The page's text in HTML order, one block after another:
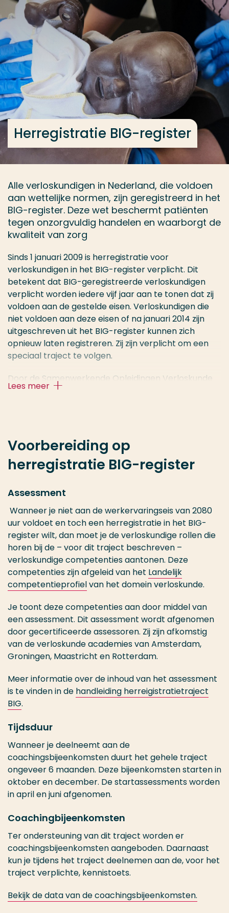
Ga direct naar de content
... > Herregistratie BIG-register
Herregistratie BIG-register
Alle verloskundigen in Nederland, die voldoen
aan wettelijke normen, zijn geregistreerd in het
BIG-register. Deze wet beschermt patiënten
tegen onzorgvuldig handelen en waarborgt de
kwaliteit van zorg
Sinds 1 januari 2009 is herregistratie voor
verloskundigen in het BIG-register verplicht. Dit
betekent dat BIG-geregistreerde verloskundigen
verplicht worden iedere vijf jaar aan te tonen dat zij
voldoen aan de gestelde eisen. Verloskundigen die
niet voldoen aan deze eisen of na januari 2014 zijn
uitgeschreven uit het BIG-register kunnen zich
opnieuw laten registreren. Zij zijn verplicht om een
speciaal traject te volgen.
Door de Samenwerkende Opleidingen Verloskunde
(SOV) zijn de stappen tot en met het
je informatie opvragen en word je ondersteund in de
voorbereiding op je herregistratie.
Lees meer
Voorbereiding op
herregistratie BIG-register
Assessment
Wanneer je niet aan de werkervaringseis van 2080
uur voldoet en toch een herregistratie in het BIG-
register wilt, dan moet je de verloskundige rollen die
horen bij de – voor dit traject beschreven –
verloskundige competenties aantonen. Deze
competenties zijn afgeleid van het Landelijk
competentieprofielvan het domein verloskunde.
Je toont deze competenties aan door middel van
een assessment. Dit assessment wordt afgenomen
door gecertificeerde assessoren. Zij zijn afkomstig
van de verloskunde academies van Amsterdam,
Groningen, Maastricht en Rotterdam.
Meer informatie over de inhoud van het assessment
is te vinden in de handleiding herreigistratietraject
BIG.
Tijdsduur
Wanneer je deelneemt aan de
coachingsbijeenkomstenduurt het gehele traject
ongeveer 6 maanden. Deze bijeenkomsten starten in
oktober en december. De startassessments worden
in april en juni afgenomen.
Coachingbijeenkomsten
Ter ondersteuning van dit traject worden er
coachingsbijeenkomsten aangeboden. Daarnaast
kun je tijdens het traject deelnemen aan de, voor het
traject verplichte, kennistoets.
Bekijk de data van de coachingsbijeenkomsten.
Veel gezocht
Opleiding
Contact